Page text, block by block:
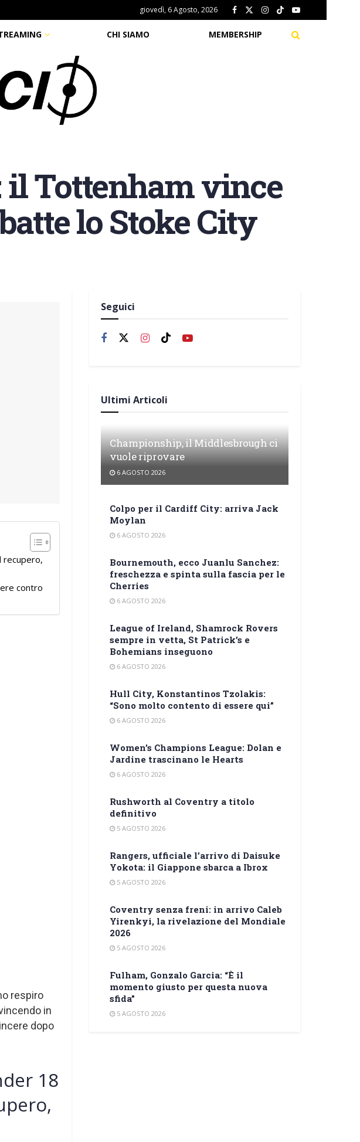
giovedì, 6 Agosto, 2026
CHI SIAMO MEMBERSHIP
il Tottenham vince
lo Stoke City
recupero,
contro
respiro
in
dopo
18
Seguici
Ultimi Articoli
Championship, il Middlesbrough ci
vuole riprovare
6 AGOSTO 2026
Colpo per il Cardiff City: arriva Jack
Moylan
6 AGOSTO 2026
Bournemouth, ecco Juanlu Sanchez:
freschezza e spinta sulla fascia per le
Cherries
6 AGOSTO 2026
League of Ireland, Shamrock Rovers
sempre in vetta, St Patrick’s e
Bohemians inseguono
6 AGOSTO 2026
Hull City, Konstantinos Tzolakis:
“Sono molto contento di essere qui”
6 AGOSTO 2026
Women’s Champions League: Dolan e
Jardine trascinano le Hearts
6 AGOSTO 2026
Rushworth al Coventry a titolo
definitivo
5 AGOSTO 2026
Rangers, ufficiale l’arrivo di Daisuke
Yokota: il Giappone sbarca a Ibrox
5 AGOSTO 2026
Coventry senza freni: in arrivo Caleb
Yirenkyi, la rivelazione del Mondiale
2026
5 AGOSTO 2026
Fulham, Gonzalo Garcia: “È il
momento giusto per questa nuova
sfida”
5 AGOSTO 2026